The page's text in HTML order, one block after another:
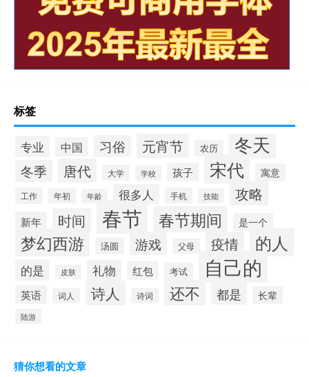
标签
专业 中国 习俗 元宵节 农历 冬天
冬季 唐代 大学 学校 孩子 宋代 寓意
工作 年初 年龄 很多人 手机 技能 攻略
新年 时间 春节 春节期间 是一个
梦幻西游 汤圆 游戏 父母 疫情 的人
的是 皮肤 礼物 红包 考试 自己的
英语 词人 诗人 诗词 还不 都是 长辈
陆游
猜你想看的文章